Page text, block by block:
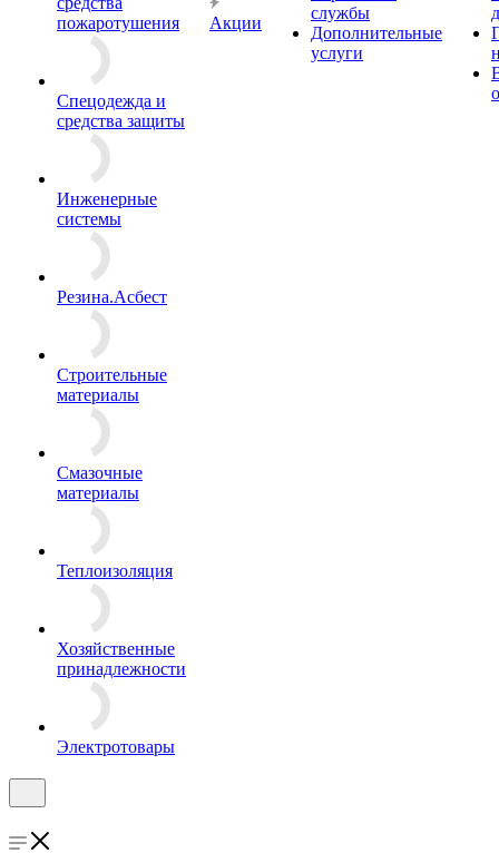
пожаротушения
Спецодежда и
средства защиты
Инженерные
системы
Резина.Асбест
Строительные
материалы
Смазочные
материалы
Теплоизоляция
Хозяйственные
принадлежности
Электротовары
Акции
службы
Дополнительные
услуги